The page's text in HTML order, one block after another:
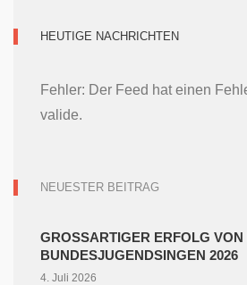
HEUTIGE NACHRICHTEN
Fehler: Der Feed hat einen
valide.
NEUESTER BEITRAG
GROSSARTIGER ERFOLG VON
UNDESJUGENDSINGEN 2026
4. Juli 2026